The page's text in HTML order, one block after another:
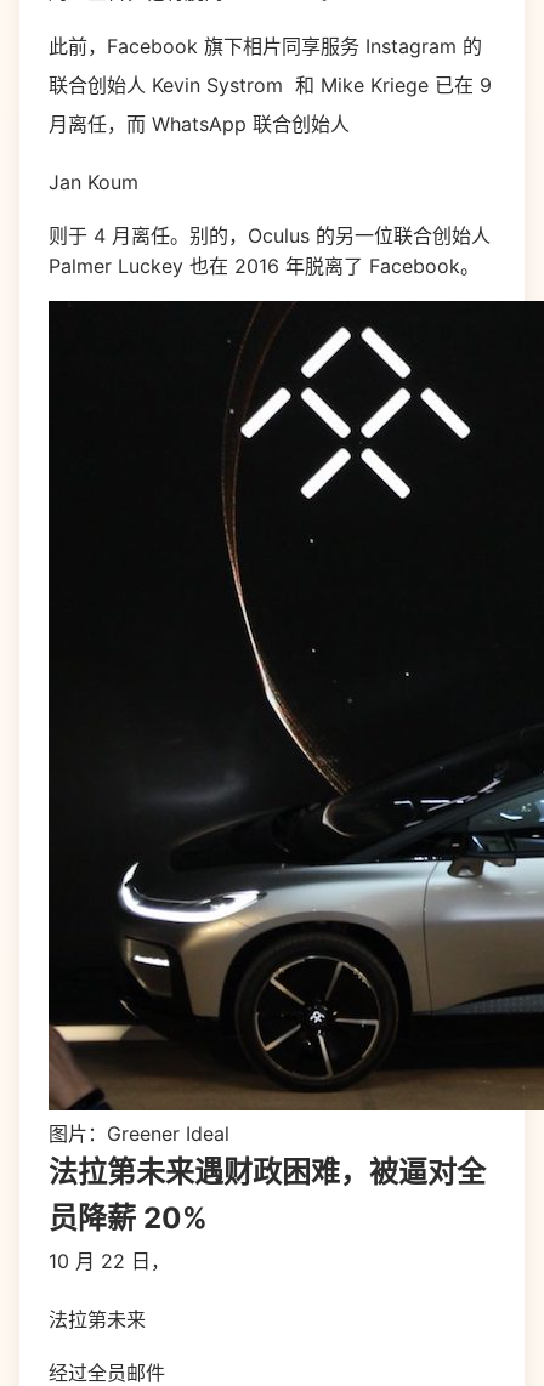
此前，Facebook 旗下相片同享服务 Instagram 的
联合创始人 Kevin Systrom 和 Mike Kriege 已在 9
月离任，而 WhatsApp 联合创始人
Jan Koum
则于 4 月离任。别的，Oculus 的另一位联合创始人
Palmer Luckey 也在 2016 年脱离了 Facebook。
图片：Greener Ideal
法拉第未来遇财政困难，被逼对全
员降薪 20%
10 月 22 日，
法拉第未来
经过全员邮件